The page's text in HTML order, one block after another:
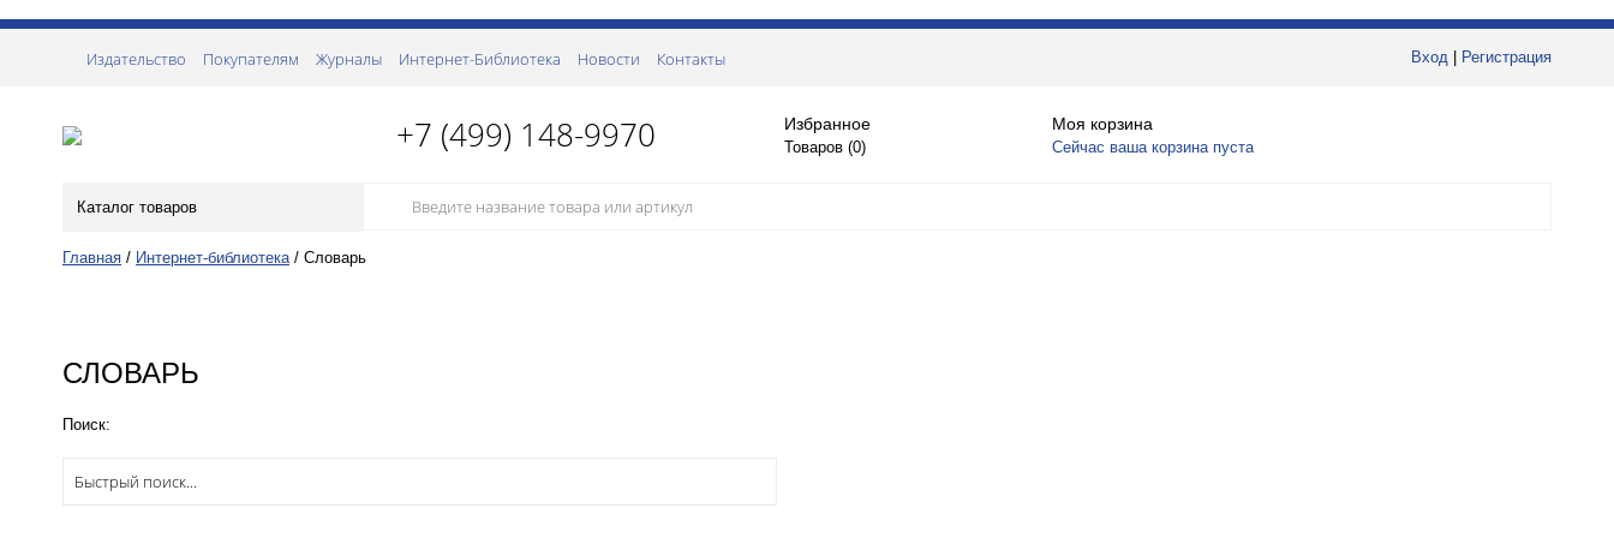
Вход Регистрация
Издательство Покупателям Журналы Интернет-Библиотека Новости Контакты
+7 (499) 148-9970 Избранное
Товаров (0)
Моя корзина
Сейчас ваша корзина пуста
Каталог товаров
Главная / Интернет-библиотека / Словарь
СЛОВАРЬ
Поиск: